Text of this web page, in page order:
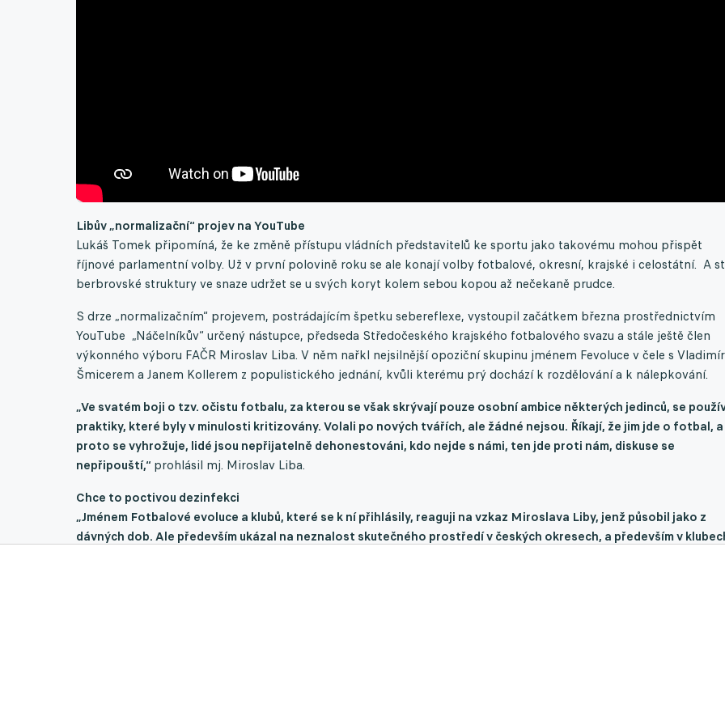
Libův „normalizační“ projev na YouTube
Lukáš Tomek připomíná, že ke změně přístupu vládních představitelů ke sportu jako takovému mohou přispět
říjnové parlamentní volby. Už v první polovině roku se ale konají volby fotbalové, okresní, krajské i celostátní. A
berbrovské struktury ve snaze udržet se u svých koryt kolem sebou kopou až nečekaně prudce.
S drze „normalizačním“ projevem, postrádajícím špetku sebereflexe, vystoupil začátkem března prostřednictvím
YouTube „Náčelníkův“ určený nástupce, předseda Středočeského krajského fotbalového svazu a stále ještě člen
výkonného výboru FAČR Miroslav Liba. V něm nařkl nejsilnější opoziční skupinu jménem Fevoluce v čele s
Šmicerem a Janem Kollerem z populistického jednání, kvůli kterému prý dochází k rozdělování a k nálepkování.
„Ve svatém boji o tzv. očistu fotbalu, za kterou se však skrývají pouze osobní ambice některých jedinců, se
praktiky, které byly v minulosti kritizovány. Volali po nových tvářích, ale žádné nejsou. Říkají, že jim jde o fotbal, a
proto se vyhrožuje, lidé jsou nepřijatelně dehonestováni, kdo nejde s námi, ten jde proti nám, diskuse se
nepřipouští,“ prohlásil mj. Miroslav Liba.
Chce to poctivou dezinfekci
„Jménem Fotbalové evoluce a klubů, které se k ní přihlásily, reaguji na vzkaz Miroslava Liby, jenž působil jako z
dávných dob. Ale především ukázal na neznalost skutečného prostředí v českých okresech, a především v